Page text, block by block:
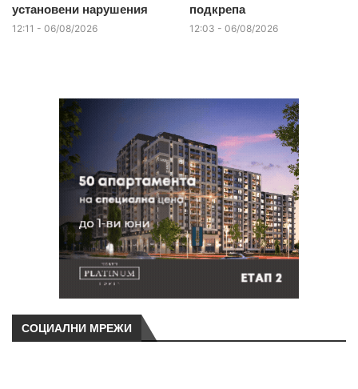
установени нарушения
12:11 - 06/08/2026
подкрепа
12:03 - 06/08/2026
СОЦИАЛНИ МРЕЖИ